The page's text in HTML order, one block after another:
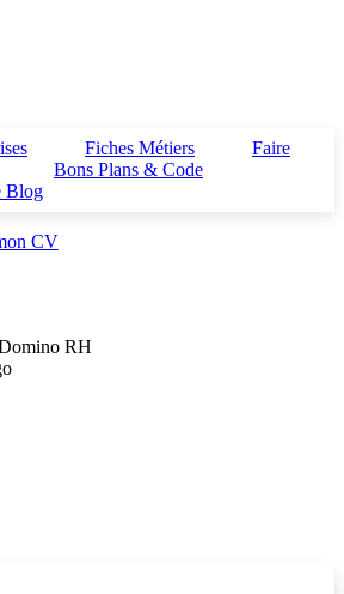
Fiches Métiers
Faire
Bons Plans & Code
Blog
CV